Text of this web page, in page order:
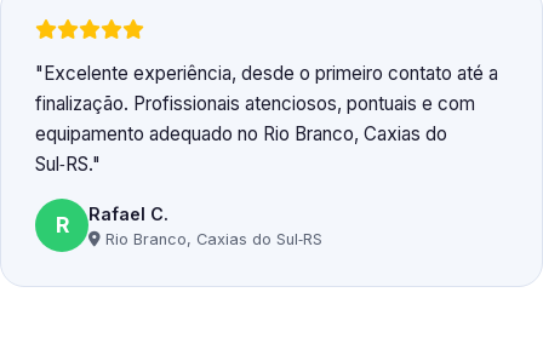
Excelente experiência, desde o primeiro contato até a
finalização. Profissionais atenciosos, pontuais e com
equipamento adequado no Rio Branco, Caxias do
Sul‑RS.
R Rafael C.
Rio Branco, Caxias do Sul‑RS